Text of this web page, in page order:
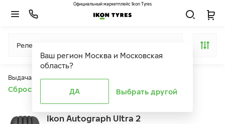
Ваш регион Москва и Московская
область?
ДА Выбрать другой
Официальный маркетплейс Ikon Tyres
Релевантность
Выдача продуктов ограничена действием фильтров
Сбросить все фильтры
Ikon Autograph Ultra 2